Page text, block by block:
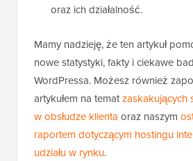
oraz ich działalność.
Mamy nadzieję, że ten artykuł
nowe statystyki, fakty i ciekawe
WordPressa. Możesz również
artykułem na tematzaskakujących
w obsłudze klienta oraz naszym
raportem dotyczącym hostingu
udziału w rynku.